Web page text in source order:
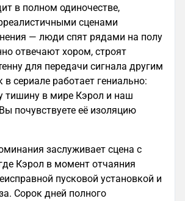
в полном одиночестве,
сценами
— люди спят рядами на полу
отвечают хором, строят
для передачи сигнала другим
в сериале работает гениально:
тишину в мире Кэрол и наш
почувствуете её изоляцию
заслуживает сцена с
Кэрол в момент отчаяния
пусковой установкой и
Сорок дней полного